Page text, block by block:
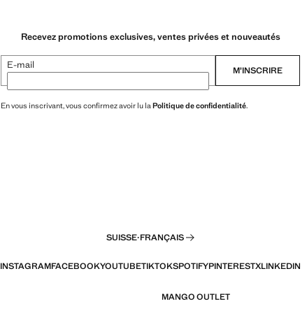
Recevez promotions exclusives, ventes privées et nouveautés
E-mail M’INSCRIRE
En vous inscrivant, vous confirmez avoir lu laPolitique de confidentialité.
SUISSE·FRANÇAIS
INSTAGRAMFACEBOOKYOUTUBETIKTOKSPOTIFYPINTERESTXLINKEDIN
MANGO OUTLET